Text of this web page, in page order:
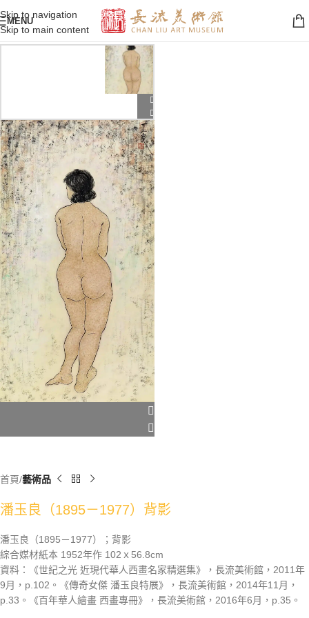
Skip to navigation
Skip to main content
MENU
首頁 藝術品
潘玉良（1895－1977）背影
潘玉良（1895－1977）；背影
綜合媒材紙本 1952年作 102ｘ56.8cm
資料：《世紀之光 近現代華人西畫名家精選集》，長流美術館，2011年
9月，p.102。《傳奇女傑 潘玉良特展》，長流美術館，2014年11月，
p.33。《百年華人繪畫 西畫專冊》，長流美術館，2016年6月，p.35。